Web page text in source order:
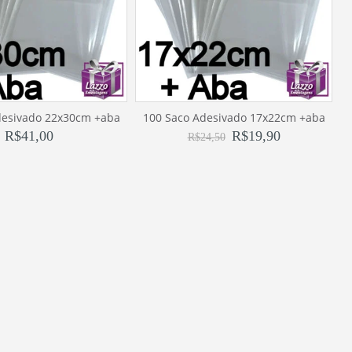
22x30cm +aba
R$41,00
100 Saco Adesivado 17x22cm +aba
R$24,50 R$19,90